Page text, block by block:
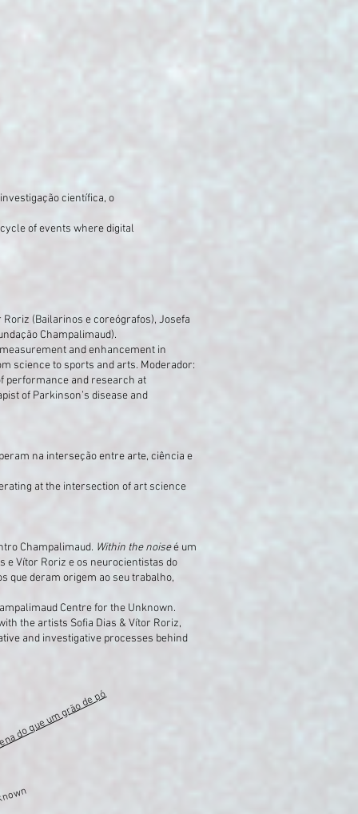
científica, o
of events where digital
(Bailarinos e coreógrafos), Josefa
Champalimaud).
and enhancement in
science to sports and arts. Moderador:
performance and research at
of Parkinson’s disease and
na interseção entre arte, ciência e
at the intersection of art science
Champalimaud. Within the noiseé um
e Vítor Roriz e os neurocientistas do
que deram origem ao seu trabalho,
Centre for the Unknown.
the artists Sofia Dias & Vítor Roriz,
and investigative processes behind
que um grão de pó